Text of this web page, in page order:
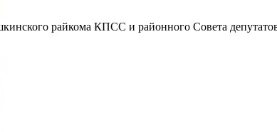
райкома КПСС и районного Совета